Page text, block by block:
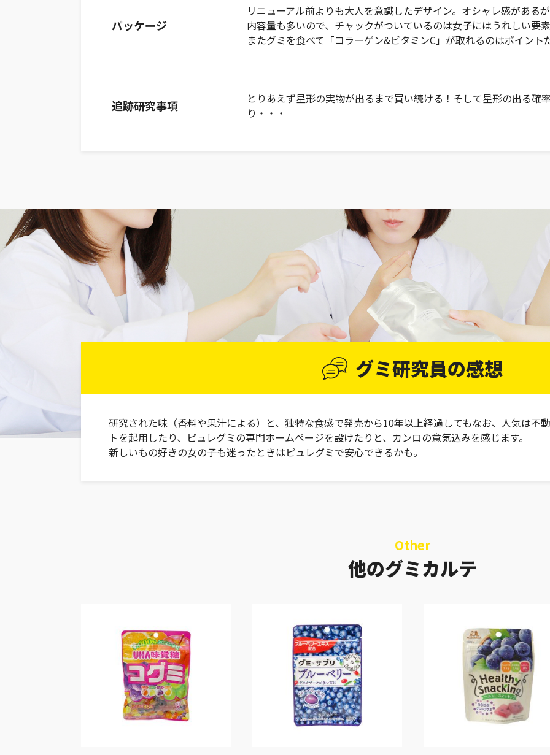
パッケージ
リニューアル前よりも大人を意識したデザイン。オシャレ感がある
内容量も多いので、チャックがついているのは女子にはうれしい要素
またグミを食べて「コラーゲン&ビタミンC」が取れるのはポイント
追跡研究事項
とりあえず星形の実物が出るまで買い続ける！そして星形の出る確
り・・・
グミ研究員の感想
研究された味（香料や果汁による）と、独特な食感で発売から10年以上経過してもなお、人気は不
トを起用したり、ピュレグミの専門ホームページを設けたりと、カンロの意気込みを感じます。
新しいもの好きの女の子も迷ったときはピュレグミで安心できるかも。
Other
他のグミカルテ